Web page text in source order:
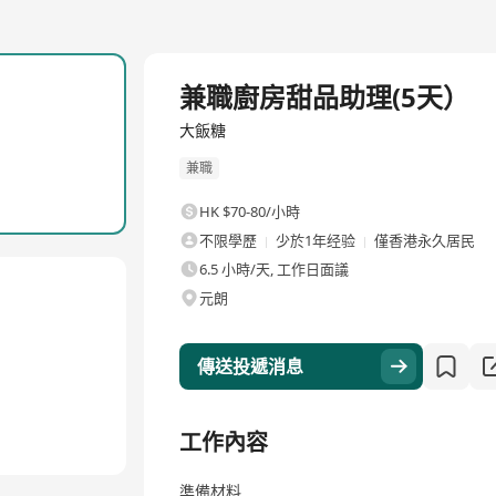
兼職廚房甜品助理(5天）
大飯糖
兼職
HK $70-80/小時
不限學歷
少於1年经验
僅香港永久居民
6.5 小時/天, 工作日面議
元朗
傳送投遞消息
工作內容
準備材料